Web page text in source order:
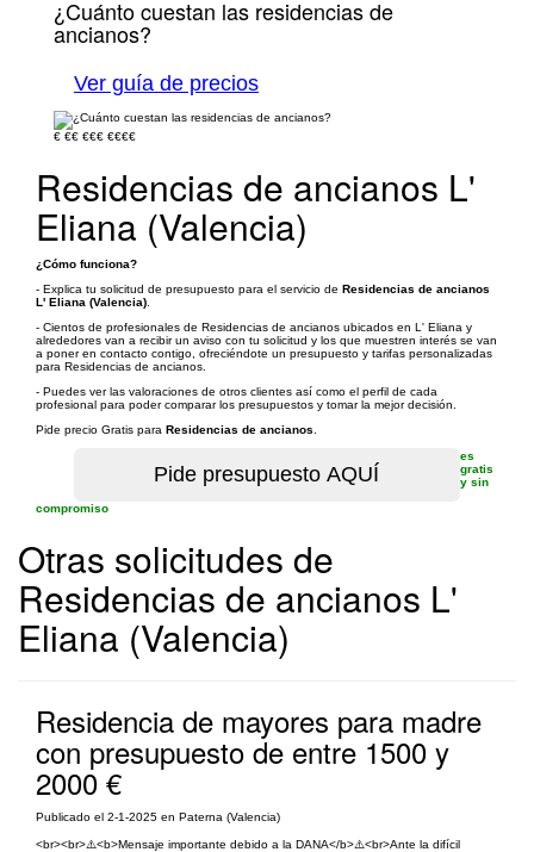
¿Cuánto cuestan las residencias de
ancianos?
Ver guía de precios
€ €€ €€€ €€€€
Residencias de ancianos L'
Eliana (Valencia)
¿Cómo funciona?
- Explica tu solicitud de presupuesto para el servicio de Residencias de ancianos
L' Eliana (Valencia)
- Cientos de profesionales de Residencias de ancianos ubicados en L' Eliana y
alrededores van a recibir un aviso con tu solicitud y los que muestren interés se van
a poner en contacto contigo, ofreciéndote un presupuesto y tarifas personalizadas
para Residencias de ancianos.
- Puedes ver las valoraciones de otros clientes así como el perfil de cada
profesional para poder comparar los presupuestos y tomar la mejor decisión.
Pide precio Gratis para Residencias de ancianos
es
gratis
y sin
compromiso
Otras solicitudes de
Residencias de ancianos L'
Eliana (Valencia)
Residencia de mayores para madre
con presupuesto de entre 1500 y
2000 €
Publicado el 2-1-2025 en Paterna (Valencia)
<br><br>⚠️<b>Mensaje importante debido a la DANA</b>⚠️<br>Ante la difícil